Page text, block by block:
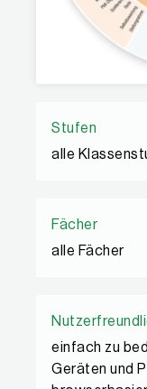
Stufen
alle
Fächer
alle Fächer
einfach zu
Geräten und